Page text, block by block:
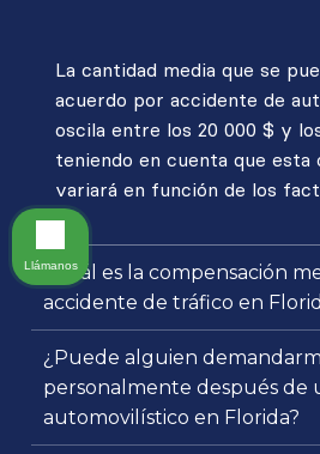
La cantidad media que se
acuerdo por accidente de
oscila entre los 20 000 $ y
teniendo en cuenta que esta
variará en función de los
¿Cuál es la compensación
accidente de tráfico en
¿Puede alguien
personalmente después de
automovilístico en Florida?
Llámanos